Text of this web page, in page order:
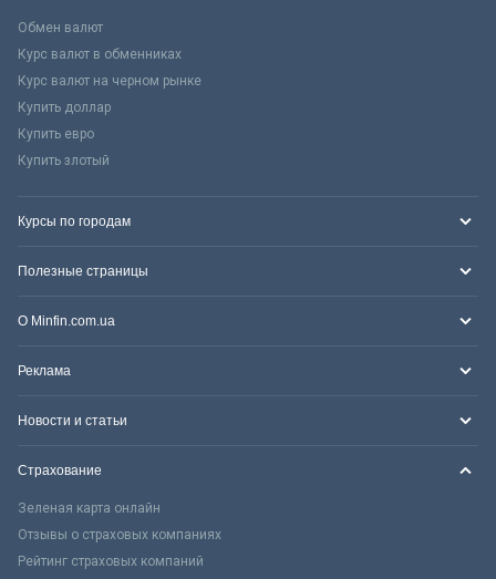
Обмен валют
Курс валют в обменниках
Курс валют на черном рынке
Купить доллар
Купить евро
Купить злотый
Курсы по городам
Полезные страницы
О Minfin.com.ua
Реклама
Новости и статьи
Страхование
Зеленая карта онлайн
Отзывы о страховых компаниях
Рейтинг страховых компаний